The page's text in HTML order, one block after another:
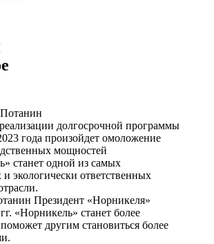
реализации долгосрочной программы
года произойдет омоложение
мощностей
станет одной из самых
экологически ответственных
Президент «Норникеля»
«Норникель» станет более
другим становиться более